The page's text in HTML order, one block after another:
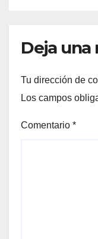
Deja una
Tu dirección de
Los campos
Comentario *